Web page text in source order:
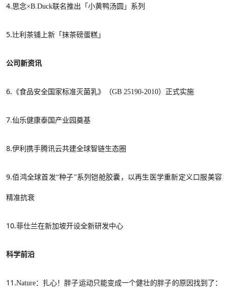
4.思念×B.Duck联名推出「小黄鸭汤圆」系列
5.辻利茶铺上新「抹茶磅蛋糕」
公司新资讯
6. 《食品安全国家标准灭菌乳》（GB 25190-2010）正式实施
7.仙乐健康泰国产业园奠基
8.伊利携手腾讯云共建全球智链生态圈
9.佰鸿全球首发“种子”系列铠舱胶囊，以再生医学重新定义口服美容
精准抗衰
10.菲仕兰在新加坡开设全新研发中心
科学前沿
11.Nature： 扎心！胖子运动只能变成一个健壮的胖子的原因找到了：